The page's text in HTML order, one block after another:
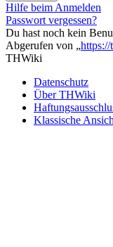
Hilfe beim Anmelden
Passwort vergessen?
Du hast noch kein
Abgerufen von „
THWiki
Datenschutz
Über THWiki
Klassische